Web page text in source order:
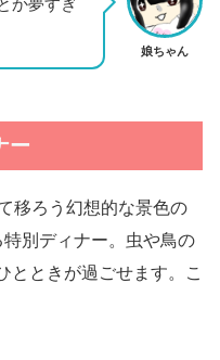
娘ちゃん
か夢すぎ
ー
移ろう幻想的な景色の
別ディナー。虫や鳥の
とときが過ごせます。こ